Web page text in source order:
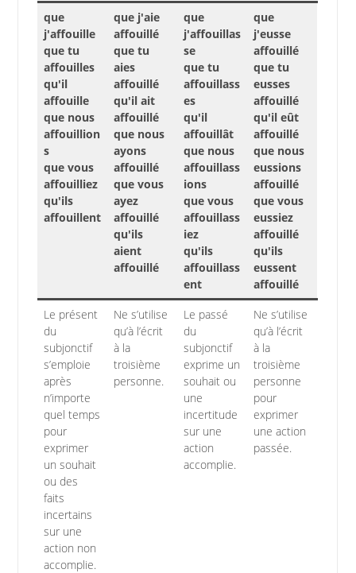
que
j'affouille
que tu
affouilles
qu'il
affouille
que nous
affouillion
s
que vous
affouilliez
qu'ils
affouillent
que j'aie
affouillé
que tu
aies
affouillé
qu'il ait
affouillé
que nous
ayons
affouillé
que vous
ayez
affouillé
qu'ils
aient
affouillé
que
j'affouillas
se
que tu
affouillass
es
qu'il
affouillât
que nous
affouillass
ions
que vous
affouillass
iez
qu'ils
affouillass
ent
que
j'eusse
affouillé
que tu
eusses
affouillé
qu'il eût
affouillé
que nous
eussions
affouillé
que vous
eussiez
affouillé
qu'ils
eussent
affouillé
Le présent
du
subjonctif
s’emploie
après
n’importe
quel temps
pour
exprimer
un souhait
ou des
faits
incertains
sur une
action non
accomplie.
Ne s’utilise
qu’à l’écrit
à la
troisième
personne.
Le passé
du
subjonctif
exprime un
souhait ou
une
incertitude
sur une
action
accomplie.
Ne s’utilise
qu’à l’écrit
à la
troisième
personne
pour
exprimer
une action
passée.